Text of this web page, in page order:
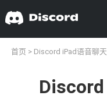
首页 > Discord iPad语音聊天